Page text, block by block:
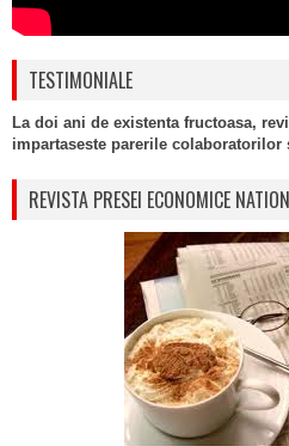
TESTIMONIALE
La doi ani de existenta fructoasa,
impartaseste parerile
REVISTA PRESEI ECONOMICE